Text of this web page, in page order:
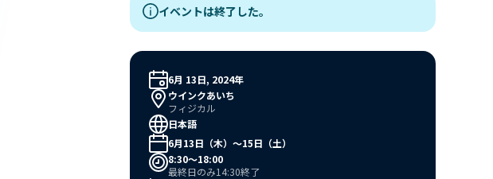
イベントは終了した。
6月 13日, 2024年
ウインクあいち
フィジカル
日本語
6月13日（木）～15日（土）
8:30〜18:00
最終日のみ14:30終了